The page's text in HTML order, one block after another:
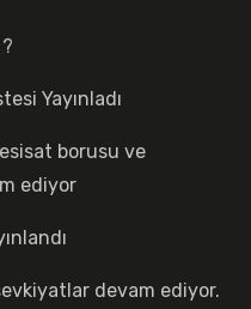
Yayınladı
borusu ve
ediyor
devam ediyor.